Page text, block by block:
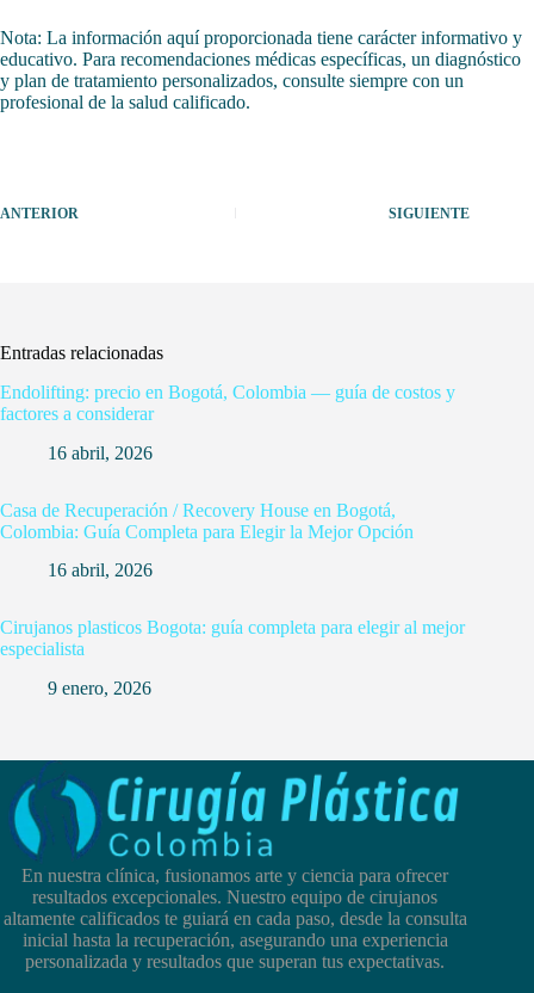
Nota: La información aquí proporcionada tiene carácter informativo y
educativo. Para recomendaciones médicas específicas, un diagnóstico
y plan de tratamiento personalizados, consulte siempre con un
profesional de la salud calificado.
ANTERIOR SIGUIENTE
Entradas relacionadas
Endolifting: precio en Bogotá, Colombia — guía de costos y
factores a considerar
16 abril, 2026
Casa de Recuperación / Recovery House en Bogotá,
Colombia: Guía Completa para Elegir la Mejor Opción
16 abril, 2026
Cirujanos plasticos Bogota: guía completa para elegir al mejor
especialista
9 enero, 2026
En nuestra clínica, fusionamos arte y ciencia para ofrecer
resultados excepcionales. Nuestro equipo de cirujanos
altamente calificados te guiará en cada paso, desde la consulta
inicial hasta la recuperación, asegurando una experiencia
personalizada y resultados que superan tus expectativas.